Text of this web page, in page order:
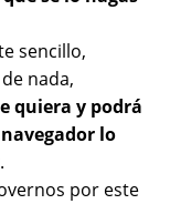
sencillo,
nada,
quiera y podrá
lo
por este